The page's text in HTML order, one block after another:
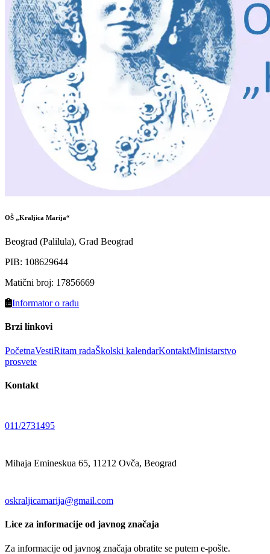
OŠ „Kraljica Marija“
Beograd (Palilula), Grad Beograd
PIB: 108629644
Matični broj: 17856669
Informator o radu
Brzi linkovi
PočetnaVestiRitam radaŠkolski kalendarKontaktMinistarstvo
prosvete
Kontakt
011/2731495
Mihaja Emineskua 65, 11212 Ovča, Beograd
oskraljicamarija@gmail.com
Lice za informacije od javnog značaja
Za informacije od javnog značaja obratite se putem e-pošte.